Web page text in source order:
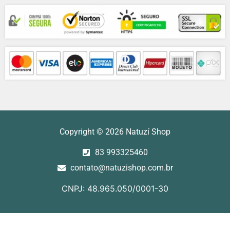
Compra Segura
Formas de Pagamentos
Copyright © 2026 Natuzí Shop
83 993325460
contato@natuzishop.com.br
CNPJ: 48.965.050/0001-30